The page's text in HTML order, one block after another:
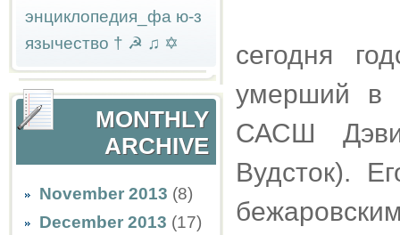
энциклопедия_фа ю-з
язычество † ☭ ♫ ✡
MONTHLY
ARCHIVE
November 2013 (8)
December 2013 (17)
сегодня
умерший в
САСШ
Вудсток).